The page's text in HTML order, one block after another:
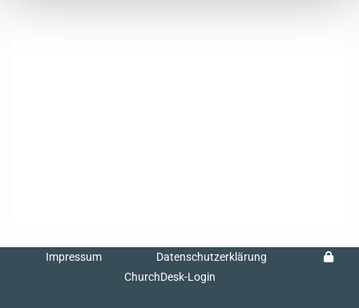
Impressum
Datenschutzerklärung
ChurchDesk-Login